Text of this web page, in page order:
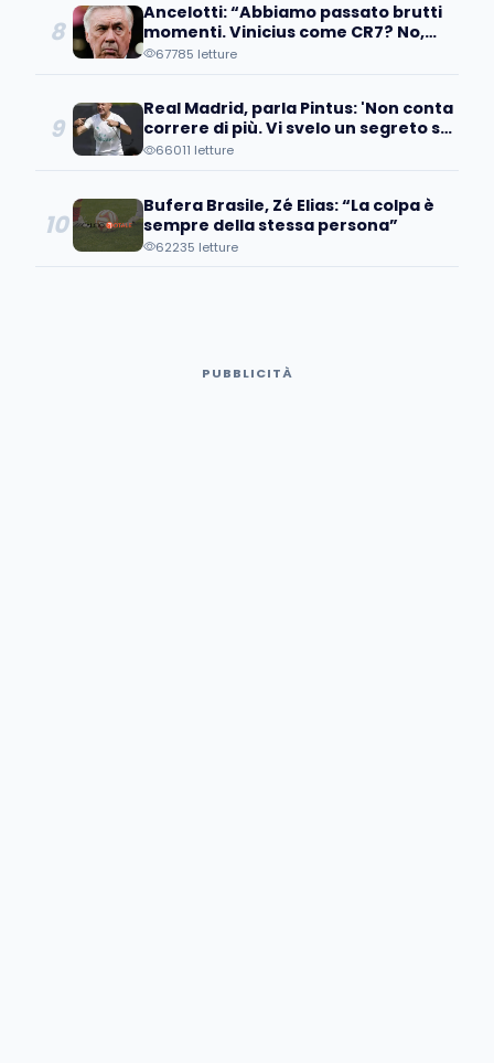
8
Ancelotti: “Abbiamo passato brutti
momenti. Vinicius come CR7? No,
per un motivo..."
67785 letture
9
Real Madrid, parla Pintus: 'Non conta
correre di più. Vi svelo un segreto su
Modric e Kroos'
66011 letture
10
Bufera Brasile, Zé Elias: “La colpa è
sempre della stessa persona”
62235 letture
PUBBLICITÀ